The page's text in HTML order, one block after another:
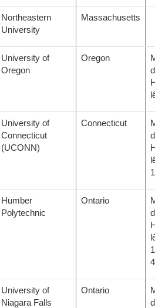
Northeastern
University
Massachusetts
University of
Oregon
Oregon
University of
Connecticut
(UCONN)
Connecticut
Humber
Polytechnic
Ontario
University of
Niagara Falls
Ontario